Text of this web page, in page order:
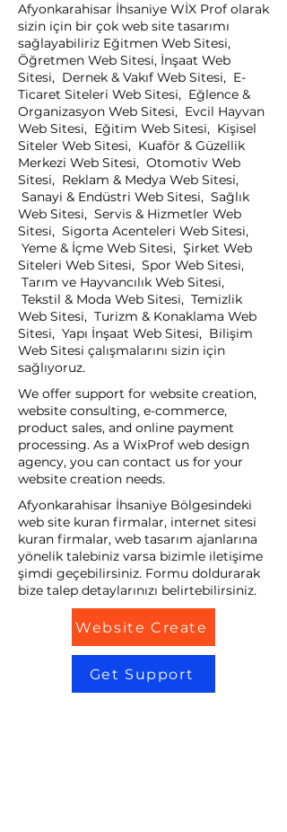
Afyonkarahisar İhsaniye WİX Prof olarak
sizin için bir çok web site tasarımı
sağlayabiliriz Eğitmen Web Sitesi,
Öğretmen Web Sitesi, İnşaat Web
Sitesi, Dernek & Vakıf Web Sitesi, E-
Ticaret Siteleri Web Sitesi, Eğlence &
Organizasyon Web Sitesi, Evcil Hayvan
Web Sitesi, Eğitim Web Sitesi, Kişisel
Siteler Web Sitesi, Kuaför & Güzellik
Merkezi Web Sitesi, Otomotiv Web
Sitesi, Reklam & Medya Web Sitesi,
Sanayi & Endüstri Web Sitesi, Sağlık
Web Sitesi, Servis & Hizmetler Web
Sitesi, Sigorta Acenteleri Web Sitesi,
Yeme & İçme Web Sitesi, Şirket Web
Siteleri Web Sitesi, Spor Web Sitesi,
Tarım ve Hayvancılık Web Sitesi,
Tekstil & Moda Web Sitesi, Temizlik
Web Sitesi, Turizm & Konaklama Web
Sitesi, Yapı İnşaat Web Sitesi, Bilişim
Web Sitesi çalışmalarını sizin için
sağlıyoruz.
We offer support for website creation,
website consulting, e-commerce,
product sales, and online payment
processing. As a WixProf web design
agency, you can contact us for your
website creation needs.
Afyonkarahisar İhsaniye Bölgesindeki
web site kuran firmalar, internet sitesi
kuran firmalar, web tasarım ajanlarına
yönelik talebiniz varsa bizimle iletişime
şimdi geçebilirsiniz. Formu doldurarak
bize talep detaylarınızı belirtebilirsiniz.
Website Create
Get Support